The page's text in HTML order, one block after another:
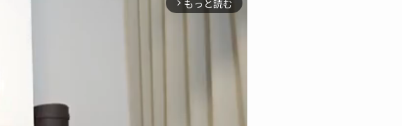
arrow_forward_ios もっと読む